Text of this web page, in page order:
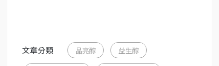
文章分類 晶亮醇 益生醇